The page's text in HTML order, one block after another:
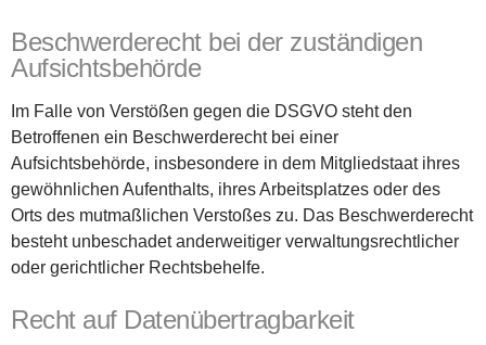
Beschwerderecht bei der zuständigen
Aufsichtsbehörde
Im Falle von Verstößen gegen die DSGVO steht den
Betroffenen ein Beschwerderecht bei einer
Aufsichtsbehörde, insbesondere in dem Mitgliedstaat ihres
gewöhnlichen Aufenthalts, ihres Arbeitsplatzes oder des
Orts des mutmaßlichen Verstoßes zu. Das Beschwerderecht
besteht unbeschadet anderweitiger verwaltungsrechtlicher
oder gerichtlicher Rechtsbehelfe.
Recht auf Datenübertragbarkeit